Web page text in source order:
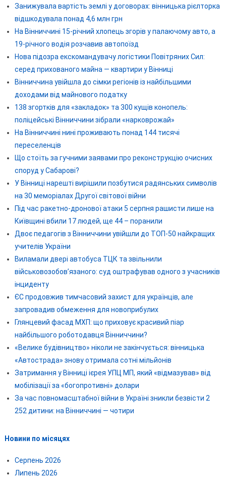
Занижувала вартість землі у договорах: вінницька рієлторка
відшкодувала понад 4,6 млн грн
На Вінниччині 15-річний хлопець згорів у палаючому авто, а
19-річного водія розчавив автопоїзд
Нова підозра екскомандувачу логістики Повітряних Сил:
серед прихованого майна — квартири у Вінниці
Вінниччина увійшла до сімки регіонів із найбільшими
доходами від майнового податку
138 згортків для «закладок» та 300 кущів конопель:
поліцейські Вінниччини зібрали «нарковрожай»
На Вінниччині нині проживають понад 144 тисячі
переселенців
Що стоїть за гучними заявами про реконструкцію очисних
споруд у Сабарові?
У Вінниці нарешті вирішили позбутися радянських символів
на 30 меморіалах Другої світової війни
Під час ракетно-дронової атаки 5 серпня рашисти лише на
Київщині вбили 17 людей, ще 44 – поранили
Двоє педагогів з Вінниччини увійшли до ТОП-50 найкращих
учителів України
Виламали двері автобуса ТЦК та звільнили
військовозобов’язаного: суд оштрафував одного з учасників
інциденту
ЄС продовжив тимчасовий захист для українців, але
запровадив обмеження для новоприбулих
Глянцевий фасад МХП: що приховує красивий піар
найбільшого роботодавця Вінниччини?
«Велике будівництво» ніколи не закінчується: вінницька
«Автострада» знову отримала сотні мільйонів
Затримання у Вінниці ієрея УПЦ МП, який «відмазував» від
мобілізації за «богопротивні» долари
За час повномасштабної війни в Україні зникли безвісти 2
252 дитини: на Вінниччині — чотири
Новини по місяцях
Серпень 2026
Липень 2026